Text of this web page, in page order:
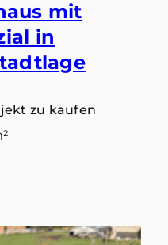
mit
in
zu kaufen